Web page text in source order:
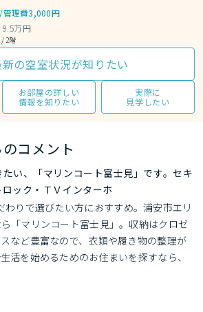
/管理費3,000円
9.5万円
/ 2階
新の空室状況が知りたい
お部屋の詳しい
情報を知りたい
実際に
見学したい
コメント
い、「マリンコート富士見」です。セキ
ック・ＴＶインターホ
わりで選びたい方におすすめ。浦安市エリ
「マリンコート富士見」。収納はクロゼ
など豊富なので、衣類や履き物の整理が
活を始めるためのお住まいを探すなら、